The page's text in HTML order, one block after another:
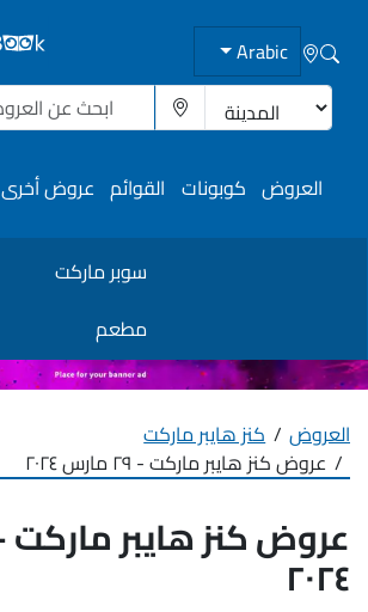
Arabic
العروض كوبونات القوائم عروض أخرى
سوبر ماركت
مطعم
العروض
كنز هايبر ماركت
عروض كنز هايبر ماركت - ٢٩ مارس ٢٠٢٤
٢٠٢٤